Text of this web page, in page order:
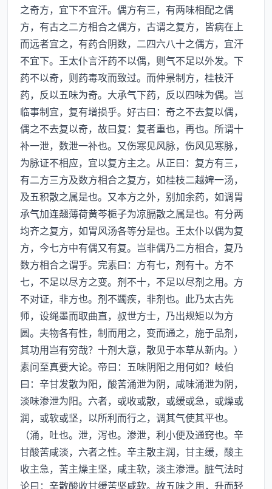
之奇方，宜下不宜汗。偶方有三，有两味相配之偶
方，有古之二方相合之偶方，古谓之复方，皆病在上
而远者宜之，有药合阴数，二四六八十之偶方，宜汗
不宜下。王太仆言汗药不以偶，则气不足以外发。下
药不以奇，则药毒攻而致过。而仲景制方，桂枝汗
药，反以五味为奇。大承气下药，反以四味为偶。岂
临事制宜，复有增损乎。好古曰：奇之不去复以偶，
偶之不去复以奇，故曰复：复者重也，再也。所谓十
补一泄，数泄一补也。又伤寒见风脉，伤风见寒脉，
为脉证不相应，宜以复方主之。从正曰：复方有三，
有二方三方及数方相合之复方，如桂枝二越婢一汤，
及五积散之属是也。又本方之外，别加余药，如调胃
承气加连翘薄荷黄芩栀子为凉膈散之属是也。有分两
均齐之复方，如胃风汤各等分是也。王太仆以偶为复
方，今七方中有偶又有复。岂非偶乃二方相合，复乃
数方相合之谓乎。完素曰：方有七，剂有十。方不
七，不足以尽方之变。剂不十，不足以尽剂之用。方
不对证，非方也。剂不蠲疾，非剂也。此乃太古先
师，设绳墨而取曲直，叔世方士，乃出规矩以为方
圆。夫物各有性，制而用之，变而通之，施于品剂，
其功用岂有穷哉？十剂大意，散见于本草从新内。）
素问至真要大论。帝曰：五味阴阳之用何如？岐伯
曰：辛甘发散为阳，酸苦涌泄为阴，咸味涌泄为阴，
淡味渗泄为阳。六者，或收或散，或缓或急，或燥或
润，或软或坚，以所利而行之，调其气使其平也。
（涌，吐也。泄，泻也。渗泄，利小便及通窍也。辛
甘酸苦咸淡，六者之性。辛主散主润，甘主缓，酸主
收主急，苦主燥主坚，咸主软，淡主渗泄。脏气法时
论曰：辛散酸收甘缓苦坚咸软。故五味之用，升而轻